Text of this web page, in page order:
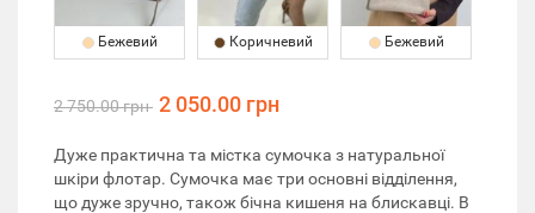
Бежевий Коричневий Бежевий
2 750.00 грн 2 050.00 грн
Дуже практична та містка сумочка з натуральної
шкіри флотар. Сумочка має три основні відділення,
що дуже зручно, також бічна кишеня на блискавці. В